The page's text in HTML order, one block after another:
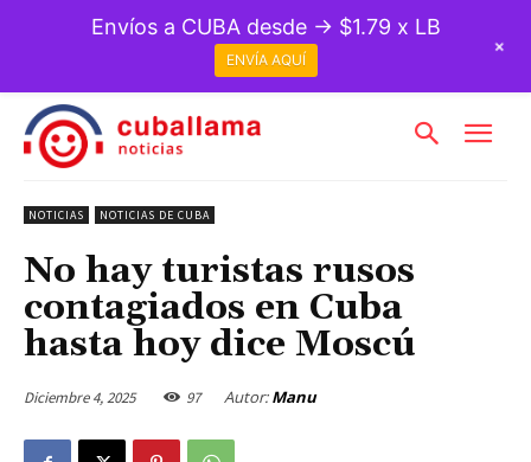
NOTICIAS NOTICIAS DE CUBA
No hay turistas rusos
contagiados en Cuba
hasta hoy dice Moscú
Diciembre 4, 2025 97 Autor: Manu
Envíos a CUBA desde → $1.79 x LB
ENVÍA AQUÍ
+